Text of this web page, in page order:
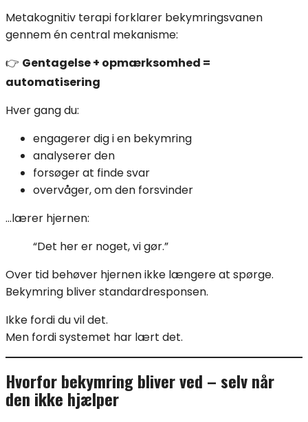
Metakognitiv terapi forklarer bekymringsvanen
gennem én central mekanisme:
👉 Gentagelse + opmærksomhed =
automatisering
Hver gang du:
engagerer dig i en bekymring
analyserer den
forsøger at finde svar
overvåger, om den forsvinder
…lærer hjernen:
“Det her er noget, vi gør.”
Over tid behøver hjernen ikke længere at spørge.
Bekymring bliver standardresponsen.
Ikke fordi du vil det.
Men fordi systemet har lært det.
Hvorfor bekymring bliver ved – selv når
den ikke hjælper